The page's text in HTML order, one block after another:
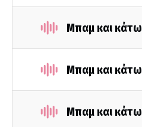
Μπαμ και
Μπαμ και
Μπαμ και